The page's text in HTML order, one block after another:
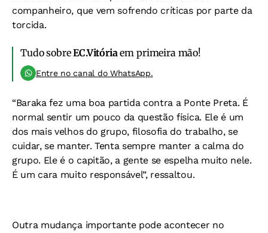
companheiro, que vem sofrendo críticas por parte da
torcida.
Tudo sobreEC.Vitóriaem primeira mão!
Entre no canal do WhatsApp.
“Baraka fez uma boa partida contra a Ponte Preta. É
normal sentir um pouco da questão física. Ele é um
dos mais velhos do grupo, filosofia do trabalho, se
cuidar, se manter. Tenta sempre manter a calma do
grupo. Ele é o capitão, a gente se espelha muito nele.
É um cara muito responsável”, ressaltou.
Outra mudança importante pode acontecer no